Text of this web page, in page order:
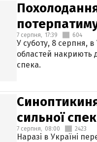
7 серпня, 17:39 604
У суботу, 8 серпня,
областей накриють
спека.
сильної
7 серпня, 08:00 2423
Наразі в Україні